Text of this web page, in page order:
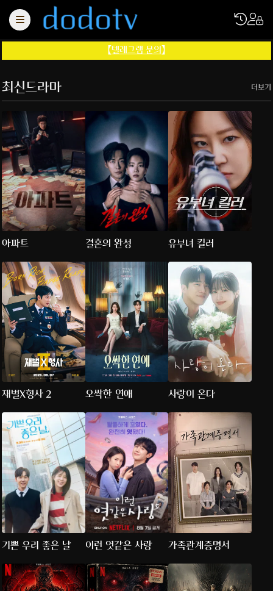
【텔레그램 문의】
최신드라마 더보기
아파트 결혼의 완성 유부녀 킬러
재벌X형사 2 오싹한 연애 사랑이 온다
기쁜 우리 좋은 날 이런 엿같은 사랑 가족관계증명서